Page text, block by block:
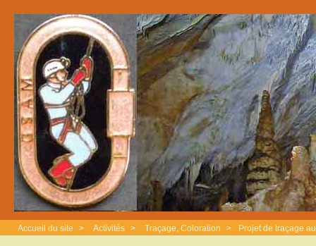
Accueil du site > Activités > Traçage, Coloration > Projet de traçage